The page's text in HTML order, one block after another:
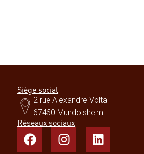
Siège social
2 rue Alexandre Volta
67450 Mundolsheim
Réseaux sociaux